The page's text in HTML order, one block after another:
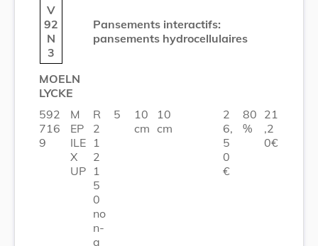
V
92
N
3
Pansements interactifs:
pansements hydrocellulaires
MOELN
LYCKE
592
716
9
M
EP
ILE
X
UP
R
2
1
2
1
5
0
no
n-
a
5
10
cm
10
cm
2
6,
5
0
€
80
%
21
,2
0€